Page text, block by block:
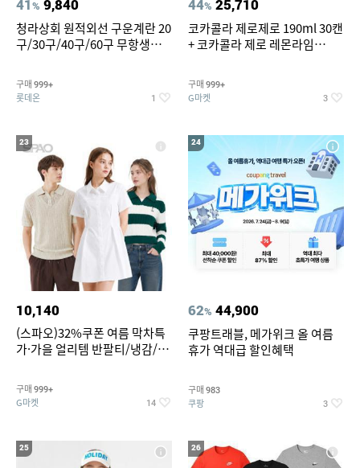
41% 9,840
청라상회 원적외선 구운계란 20
구/30구/40구/60구 무항생제
구매 999+
롯데온 1
44% 25,710
코카콜라 제로제로 190ml 30캔
+ 코카콜라 제로 레몬라임
티커 세트
구매 999+
G마켓 3
23
10,140
(스파오)32%쿠폰 여름 막차특
가·가을 얼리템 반팔티/냉감/반
건 외 ~74%OFF
구매 999+
G마켓 14
24
62% 44,900
쿠팡트래블, 메가위크 올 여름
휴가 역대급 할인혜택
구매 983
쿠팡 3
25 26